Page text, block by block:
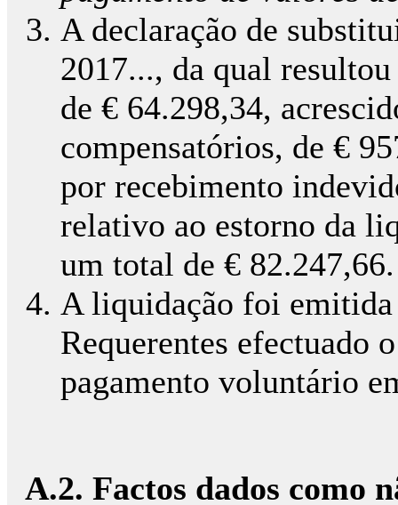
A declaração de
2017..., da qual
de € 64.298,34,
compensatórios, de €
por recebimento
relativo ao estorno da
um total de € 82.247,66.
A liquidação foi emitida
Requerentes efectuado
pagamento voluntário
A.2. Factos dados como